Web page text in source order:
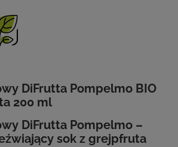
DiFrutta Pompelmo BIO
200 ml
DiFrutta Pompelmo –
sok z grejpfruta